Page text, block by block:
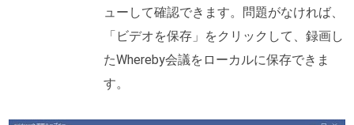
ューして確認できます。問題がなければ、
「ビデオを保存」をクリックして、録画し
たWhereby会議をローカルに保存できま
す。